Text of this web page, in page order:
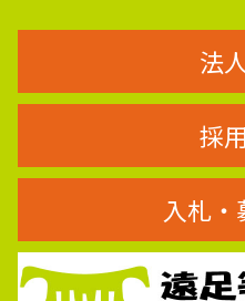
法
採
入札